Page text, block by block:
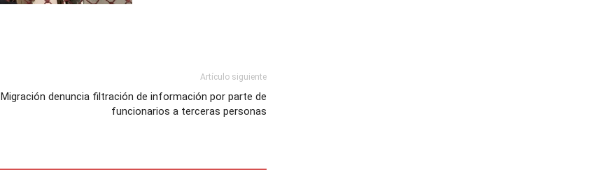
Artículo siguiente
Migración denuncia filtración de información por parte de
funcionarios a terceras personas